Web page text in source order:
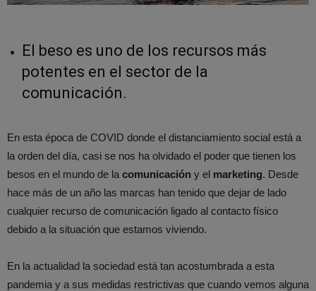
El beso es uno de los recursos más
potentes en el sector de la
comunicación.
En esta época de COVID donde el distanciamiento social está a
la orden del día, casi se nos ha olvidado el poder que tienen los
besos en el mundo de la comunicación y el marketing. Desde
hace más de un año las marcas han tenido que dejar de lado
cualquier recurso de comunicación ligado al contacto físico
debido a la situación que estamos viviendo.
En la actualidad la sociedad está tan acostumbrada a esta
pandemia y a sus medidas restrictivas que cuando vemos alguna